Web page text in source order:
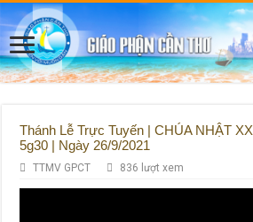
Thánh Lễ Trực Tuyến | CHÚA NHẬT
5g30 | Ngày 26/9/2021
TTMV GPCT 836 lượt xem